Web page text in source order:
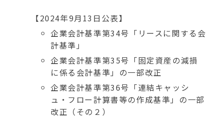
【2024年9月13日公表】
企業会計基準第34号「リースに関する会
計基準」
企業会計基準第35号「固定資産の減損
に係る会計基準」の一部改正
企業会計基準第36号「連結キャッシ
ュ・フロー計算書等の作成基準」の一部
改正（その２）